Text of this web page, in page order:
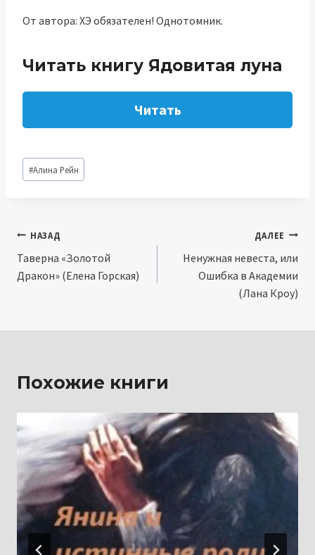
От автора: ХЭ обязателен! Однотомник.
Читать книгу Ядовитая луна
Читать
Метки
записи:
#Алина Рейн
Навигация
по
НАЗАД
Таверна «Золотой
Дракон» (Елена Горская)
ДАЛЕЕ
Ненужная невеста, или
Ошибка в Академии
(Лана Кроу)
Похожие книги